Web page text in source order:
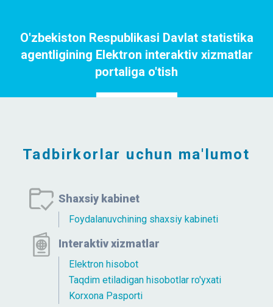
O'zbekiston Respublikasi Davlat statistika
agentligining Elektron interaktiv xizmatlar
portaliga o'tish
Tadbirkorlar uchun ma'lumot
Shaxsiy kabinet
Foydalanuvchining shaxsiy kabineti
Interaktiv xizmatlar
Elektron hisobot
Taqdim etiladigan hisobotlar ro'yxati
Korxona Pasporti